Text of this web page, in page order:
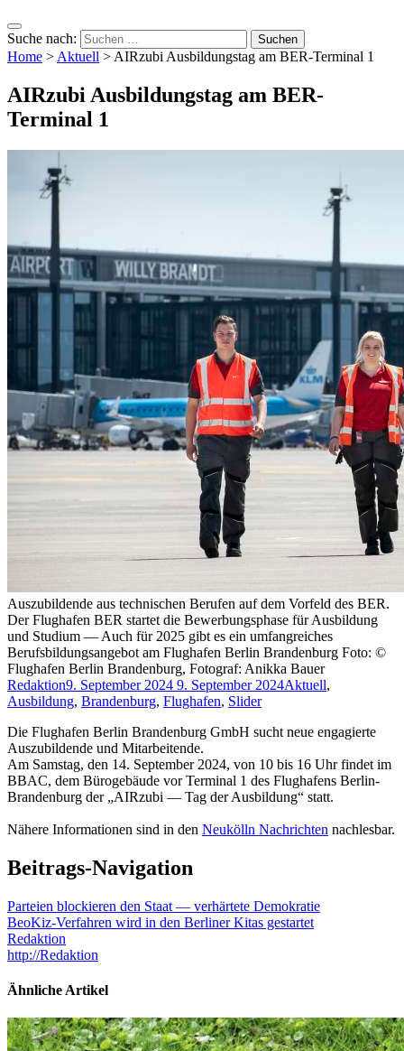
Suche nach:
Home > Aktuell > AIRzubi Ausbildungstag am BER-Terminal 1
AIRzubi Ausbildungstag am BER-
Terminal 1
Auszubildende aus technischen Berufen auf dem Vorfeld des BER.
Der Flughafen BER startet die Bewerbungsphase für Ausbildung
und Studium — Auch für 2025 gibt es ein umfangreiches
Berufsbildungsangebot am Flughafen Berlin Brandenburg Foto: ©
Flughafen Berlin Brandenburg, Fotograf: Anikka Bauer
Redaktion9. September 2024 9. September 2024Aktuell,
Ausbildung, Brandenburg, Flughafen, Slider
Die Flughafen Berlin Brandenburg GmbH sucht neue engagierte
Auszubildende und Mitarbeitende.
Am Samstag, den 14. September 2024, von 10 bis 16 Uhr findet im
BBAC, dem Bürogebäude vor Terminal 1 des Flughafens Berlin-
Brandenburg der „AIRzubi — Tag der Ausbildung“ statt.
Nähere Informationen sind in den Neukölln Nachrichten nachlesbar.
Beitrags-Navigation
Parteien blockieren den Staat — verhärtete Demokratie
BeoKiz-Verfahren wird in den Berliner Kitas gestartet
Redaktion
http://Redaktion
Ähnliche Artikel